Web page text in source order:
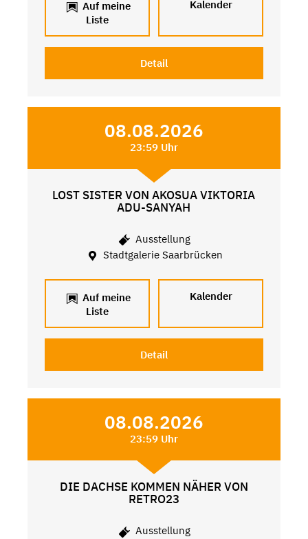
Auf meine
Liste
Kalender
Detail
08.08.2026
23:59 Uhr
LOST SISTER VON AKOSUA VIKTORIA
ADU-SANYAH
Ausstellung
Stadtgalerie Saarbrücken
Auf meine
Liste
Kalender
Detail
08.08.2026
23:59 Uhr
DIE DACHSE KOMMEN NÄHER VON
RETRO23
Ausstellung